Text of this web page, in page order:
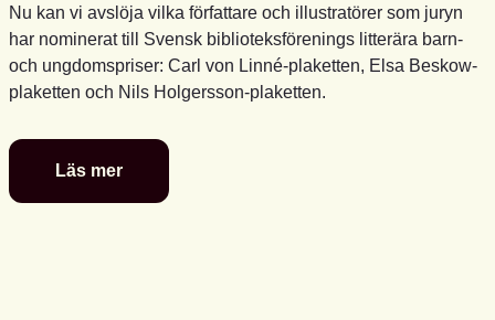
Nu kan vi avslöja vilka författare och illustratörer som juryn
har nominerat till Svensk biblioteksförenings litterära barn-
och ungdomspriser: Carl von Linné-plaketten, Elsa Beskow-
plaketten och Nils Holgersson-plaketten.
Läs mer
De
är